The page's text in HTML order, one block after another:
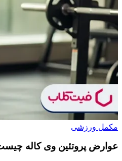
مکمل ورزشی
عوارض پروتئین وی کاله